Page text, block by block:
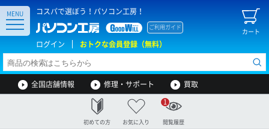
コスパで選ぼう！パソコン工房！
カート
ご利用ガイド
ログイン おトクな会員登録（無料）
MENU
全国店舗情報 修理・サポート 買取
初めての方 お気に入り 閲覧履歴
1